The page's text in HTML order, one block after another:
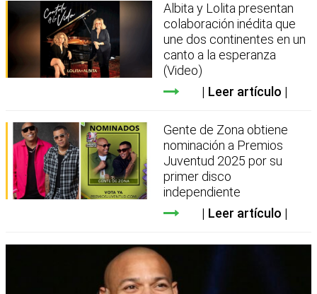
Albita y Lolita presentan
colaboración inédita que
une dos continentes en un
canto a la esperanza
(Video)
Leer artículo
Gente de Zona obtiene
nominación a Premios
Juventud 2025 por su
primer disco
independiente
Leer artículo